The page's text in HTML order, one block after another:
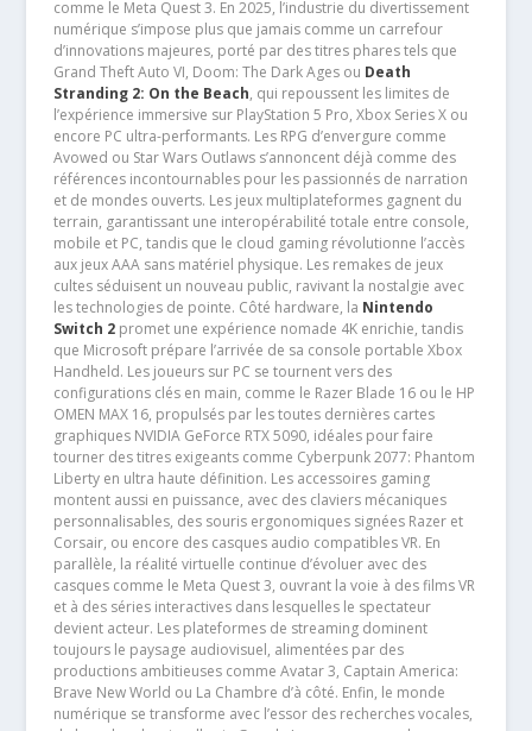
comme le Meta Quest 3. En 2025, l’industrie du divertissement
numérique s’impose plus que jamais comme un carrefour
d’innovations majeures, porté par des titres phares tels que
Grand Theft Auto VI, Doom: The Dark Ages ou Death
Stranding 2: On the Beach, qui repoussent les limites de
l’expérience immersive sur PlayStation 5 Pro, Xbox Series X ou
encore PC ultra-performants. Les RPG d’envergure comme
Avowed ou Star Wars Outlaws s’annoncent déjà comme des
références incontournables pour les passionnés de narration
et de mondes ouverts. Les jeux multiplateformes gagnent du
terrain, garantissant une interopérabilité totale entre console,
mobile et PC, tandis que le cloud gaming révolutionne l’accès
aux jeux AAA sans matériel physique. Les remakes de jeux
cultes séduisent un nouveau public, ravivant la nostalgie avec
les technologies de pointe. Côté hardware, la Nintendo
Switch 2promet une expérience nomade 4K enrichie, tandis
que Microsoft prépare l’arrivée de sa console portable Xbox
Handheld. Les joueurs sur PC se tournent vers des
configurations clés en main, comme le Razer Blade 16 ou le HP
OMEN MAX 16, propulsés par les toutes dernières cartes
graphiques NVIDIA GeForce RTX 5090, idéales pour faire
tourner des titres exigeants comme Cyberpunk 2077: Phantom
Liberty en ultra haute définition. Les accessoires gaming
montent aussi en puissance, avec des claviers mécaniques
personnalisables, des souris ergonomiques signées Razer et
Corsair, ou encore des casques audio compatibles VR. En
parallèle, la réalité virtuelle continue d’évoluer avec des
casques comme le Meta Quest 3, ouvrant la voie à des films VR
et à des séries interactives dans lesquelles le spectateur
devient acteur. Les plateformes de streaming dominent
toujours le paysage audiovisuel, alimentées par des
productions ambitieuses comme Avatar 3, Captain America:
Brave New World ou La Chambre d’à côté. Enfin, le monde
numérique se transforme avec l’essor des recherches vocales,